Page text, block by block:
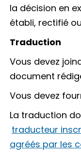
la décision en
établi, rectifié
Traduction
Vous devez
document
Vous devez
La traduction
traducteur
agréés par les